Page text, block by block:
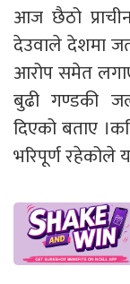
आज छैठो
देउवाले देशमा
आरोप समेत
बुढी गण्डकी
दिएको बताए
भरिपूर्ण रहेकोले